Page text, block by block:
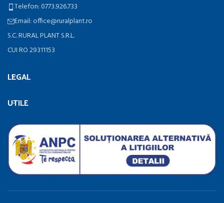
Telefon: 0773.926.733
Email: office@ruralplant.ro
S.C. RURAL PLANT S.R.L.
CUI RO 29311153
LEGAL
UTILE